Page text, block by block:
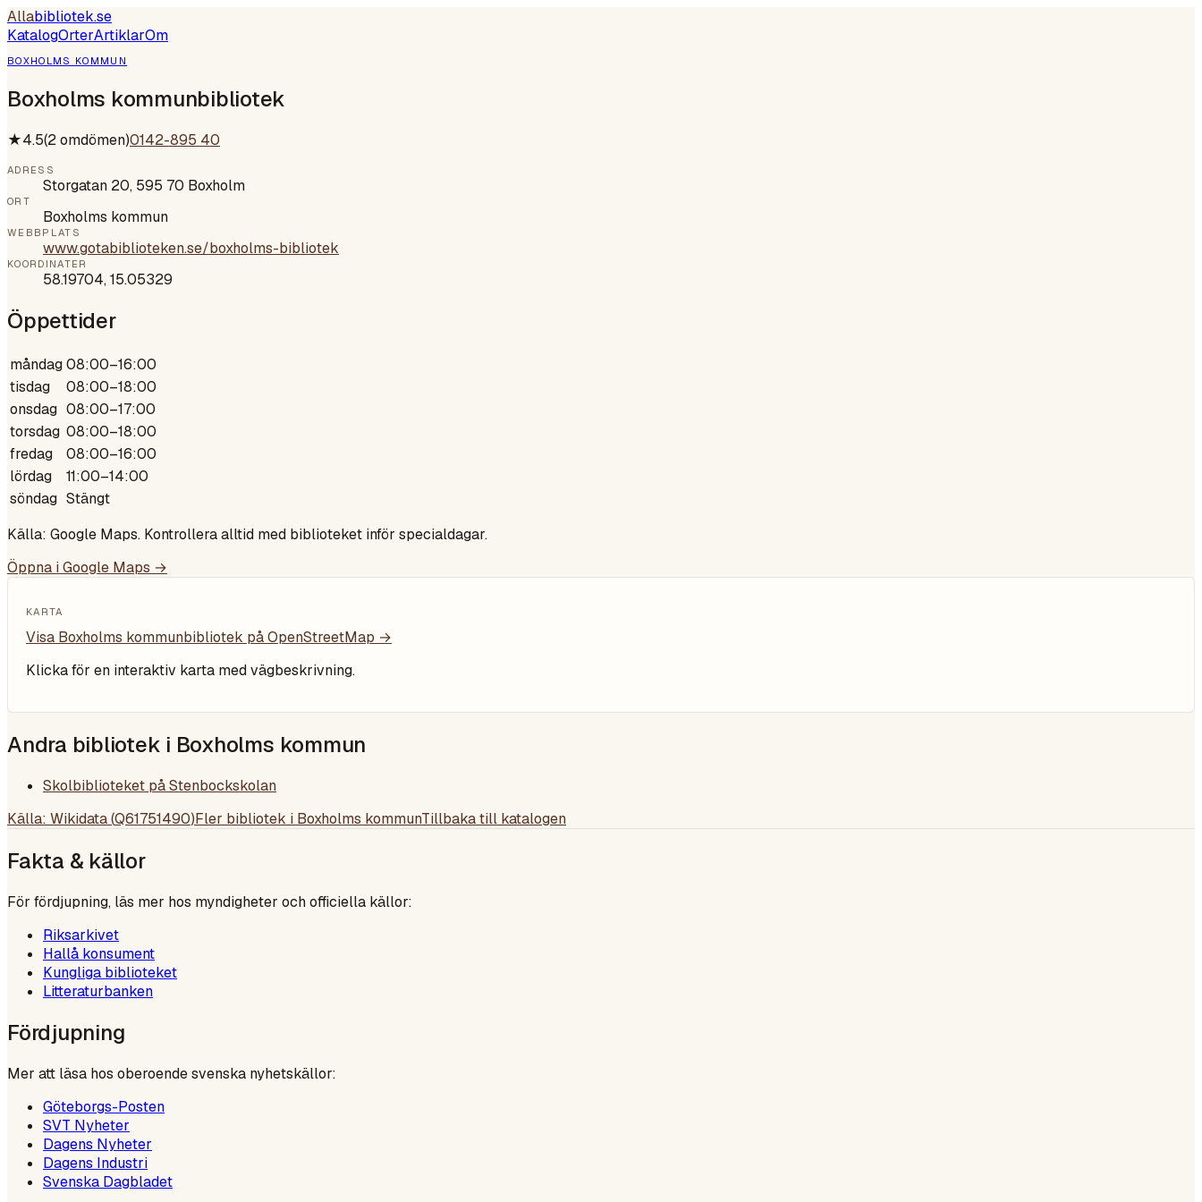
Allabibliotek.se
KatalogOrterArtiklarOm
BOXHOLMS KOMMUN
Boxholms kommunbibliotek
★4.5(2omdömen)0142-895 40
ADRESS
Storgatan 20, 595 70 Boxholm
ORT
Boxholms kommun
WEBBPLATS
www.gotabiblioteken.se/boxholms-bibliotek
KOORDINATER
58.19704,15.05329
Öppettider
måndag08:00–16:00
tisdag
08:00–18:00
onsdag 08:00–17:00
torsdag 08:00–18:00
fredag
08:00–16:00
lördag
11:00–14:00
söndag Stängt
Källa: Google Maps. Kontrollera alltid med biblioteket inför specialdagar.
Öppna i Google Maps →
KARTA
Visa Boxholms kommunbibliotek på OpenStreetMap →
Klicka för en interaktiv karta med vägbeskrivning.
Andra bibliotek i Boxholms kommun
Skolbiblioteket på Stenbockskolan
Källa: Wikidata (Q61751490)Fler bibliotek i Boxholms kommunTillbaka till katalogen
Fakta & källor
För fördjupning, läs mer hos myndigheter och officiella källor:
Riksarkivet
Hallå konsument
Kungliga biblioteket
Litteraturbanken
Fördjupning
Mer att läsa hos oberoende svenska nyhetskällor:
Göteborgs-Posten
SVT Nyheter
Dagens Nyheter
Dagens Industri
Svenska Dagbladet